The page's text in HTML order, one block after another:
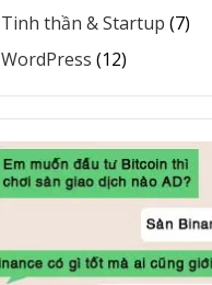
Tinh thần & Startup (7)
WordPress (12)